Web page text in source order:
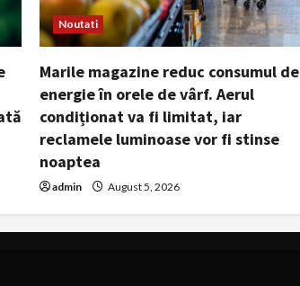
Noutati
Marile magazine reduc consumul de
energie în orele de vârf. Aerul
condiționat va fi limitat, iar
reclamele luminoase vor fi stinse
noaptea
admin August 5, 2026